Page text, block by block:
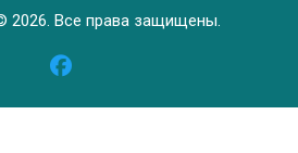
2026. Все права защищены.